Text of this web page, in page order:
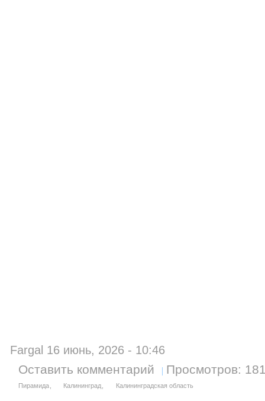
Fargal 16 июнь, 2026 - 10:46
Оставить комментарий Просмотров:
Пирамида Калининград Калининградская область